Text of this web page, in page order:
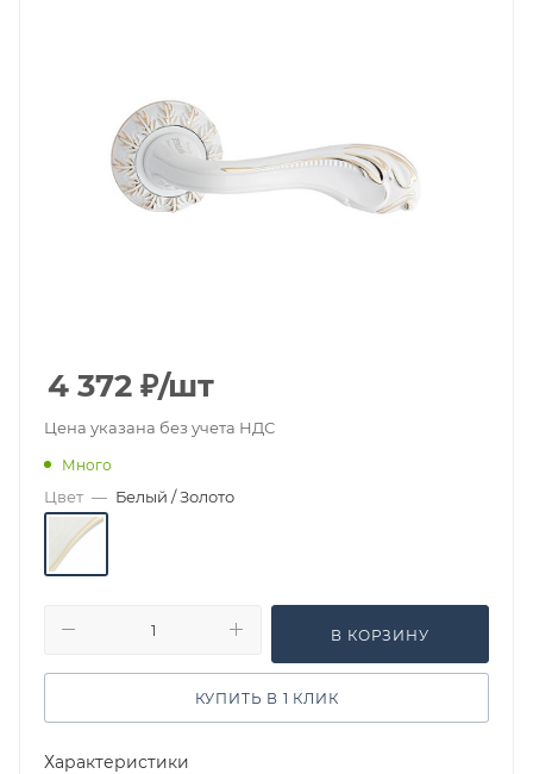
4 372 ₽/шт
Цена указана без учета НДС
Много
Цвет — Белый / Золото
В КОРЗИНУ
КУПИТЬ В 1 КЛИК
Характеристики